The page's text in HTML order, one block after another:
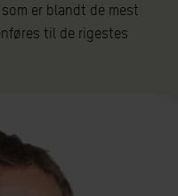
er blandt de mest
til de rigestes